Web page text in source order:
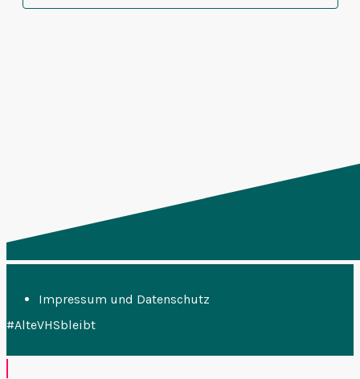
Impressum und Datenschutz
#AlteVHSbleibt